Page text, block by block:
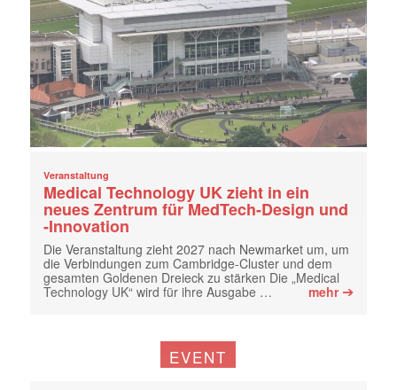
Veranstaltung
Medical Technology UK zieht in ein
neues Zentrum für MedTech-Design und
-Innovation
Die Veranstaltung zieht 2027 nach Newmarket um, um
die Verbindungen zum Cambridge-Cluster und dem
gesamten Goldenen Dreieck zu stärken Die „Medical
Technology UK“ wird für ihre Ausgabe …
mehr➔
EVENT